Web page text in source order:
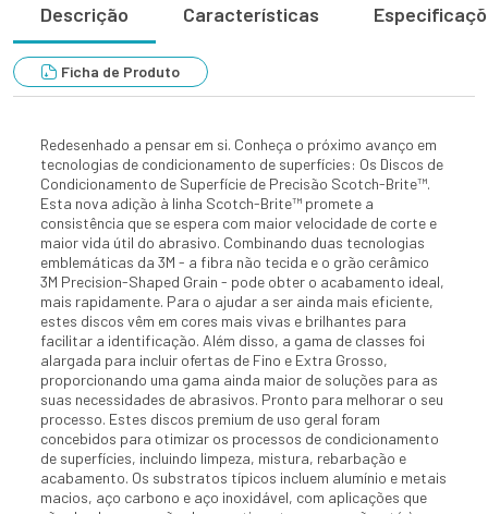
Descrição Características
Ficha de Produto
Redesenhado a pensar em si. Conheça o próximo avanço em
tecnologias de condicionamento de superfícies: Os Discos de
Condicionamento de Superfície de Precisão Scotch-Brite™.
Esta nova adição à linha Scotch-Brite™ promete a
consistência que se espera com maior velocidade de corte e
maior vida útil do abrasivo. Combinando duas tecnologias
emblemáticas da 3M - a fibra não tecida e o grão cerâmico
3M Precision-Shaped Grain - pode obter o acabamento ideal,
mais rapidamente. Para o ajudar a ser ainda mais eficiente,
estes discos vêm em cores mais vivas e brilhantes para
facilitar a identificação. Além disso, a gama de classes foi
alargada para incluir ofertas de Fino e Extra Grosso,
proporcionando uma gama ainda maior de soluções para as
suas necessidades de abrasivos. Pronto para melhorar o seu
processo. Estes discos premium de uso geral foram
concebidos para otimizar os processos de condicionamento
de superfícies, incluindo limpeza, mistura, rebarbação e
acabamento. Os substratos típicos incluem alumínio e metais
macios, aço carbono e aço inoxidável, com aplicações que